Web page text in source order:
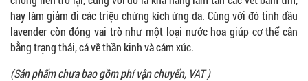
hay làm giảm đi các triệu chứng kích ứng da. Cùng với đó tinh dầu
lavender còn đóng vai trò như một loại nước hoa giúp cơ thể cân
bằng trạng thái, cả về thần kinh và cảm xúc.
(Sản phẩm chưa bao gồm phí vận chuyển, VAT )